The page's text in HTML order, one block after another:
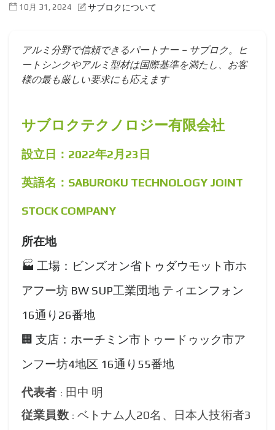
10月 31, 2024 サブロクについて
アルミ分野で信頼できるパートナー – サブロク。ヒ
ートシンクやアルミ型材は国際基準を満たし、お客
様の最も厳しい要求にも応えます
サブロクテクノロジー有限会社
設立日：2022年2月23日
英語名：SABUROKU TECHNOLOGY JOINT
STOCK COMPANY
所在地
🏭 工場：ビンズオン省トゥダウモット市ホ
アフー坊 BW SUP工業団地 ティエンフォン
16通り26番地
🏢 支店：ホーチミン市トゥードゥック市ア
ンフー坊4地区 16通り55番地
代表者 ： 田中 明
従業員数：ベトナム人20名、日本人技術者3